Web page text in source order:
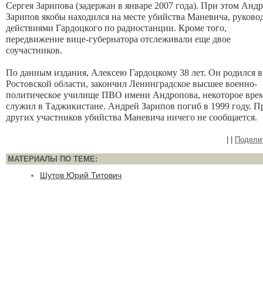
Сергея Зарипова (задержан в январе 2007 года). При этом
Зарипов якобы находился на месте убийства Маневича,
действиями Гардоцкого по радиостанции. Кроме того,
передвижение вице-губернатора отслеживали еще двое
соучастников.
По данным издания, Алексею Гардоцкому 38 лет. Он родился в
Ростовской области, закончил Ленинградское высшее военно-
политическое училище ПВО имени Андропова, некоторое
служил в Таджикистане. Андрей Зарипов погиб в 1999 году.
других участников убийства Маневича ничего не сообщается.
МАТЕРИАЛЫ ПО ТЕМЕ:
Шутов Юрий Титович